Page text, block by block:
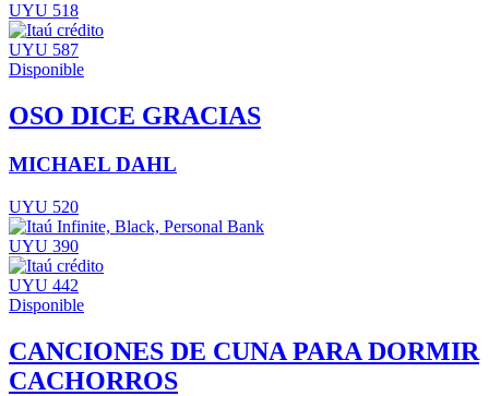
UYU 518
UYU 587
Disponible
OSO DICE GRACIAS
MICHAEL DAHL
UYU 520
UYU 390
UYU 442
Disponible
CANCIONES DE CUNA PARA DORMIR
CACHORROS